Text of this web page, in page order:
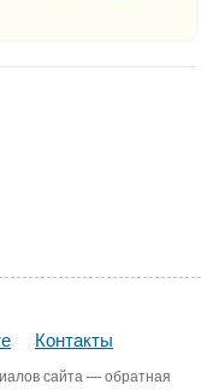
Контакты
сайта — обратная